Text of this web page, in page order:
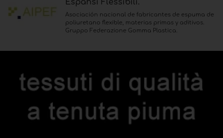
Asociación nacional de fabricantes de espuma de
poliuretano flexible, materias primas y aditivos.
Gruppo Federazione Gomma Plastica.